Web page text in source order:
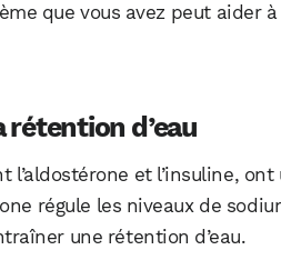
que vous avez peut aider
d’eau
l’aldostérone et l’insuline,
régule les niveaux de
une rétention d’eau.